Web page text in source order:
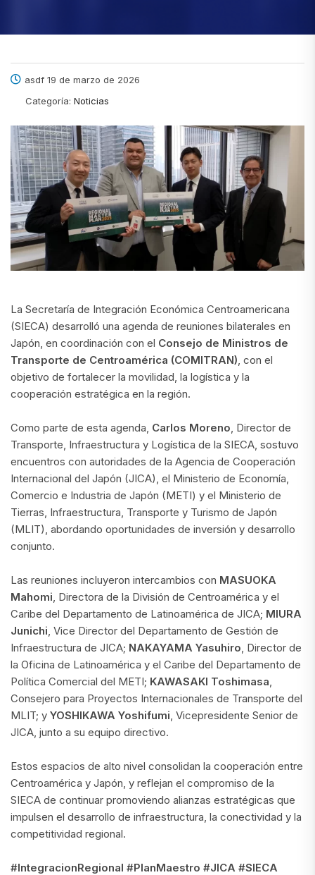
asdf 19 de marzo de 2026
Categoría: Noticias
La Secretaría de Integración Económica Centroamericana
(SIECA) desarrolló una agenda de reuniones bilaterales en
Japón, en coordinación con el Consejo de Ministros de
Transporte de Centroamérica (COMITRAN) , con el
objetivo de fortalecer la movilidad, la logística y la
cooperación estratégica en la región.
Como parte de esta agenda, Carlos Moreno , Director de
Transporte, Infraestructura y Logística de la SIECA, sostuvo
encuentros con autoridades de la Agencia de Cooperación
Internacional del Japón (JICA), el Ministerio de Economía,
Comercio e Industria de Japón (METI) y el Ministerio de
Tierras, Infraestructura, Transporte y Turismo de Japón
(MLIT), abordando oportunidades de inversión y desarrollo
conjunto.
Las reuniones incluyeron intercambios con MASUOKA
Mahomi , Directora de la División de Centroamérica y el
Caribe del Departamento de Latinoamérica de JICA; MIURA
Junichi , Vice Director del Departamento de Gestión de
Infraestructura de JICA; NAKAYAMA Yasuhiro , Director de
la Oficina de Latinoamérica y el Caribe del Departamento de
Política Comercial del METI; KAWASAKI Toshimasa
Consejero para Proyectos Internacionales de Transporte del
MLIT; y YOSHIKAWA Yoshifumi , Vicepresidente Senior de
JICA, junto a su equipo directivo.
Estos espacios de alto nivel consolidan la cooperación entre
Centroamérica y Japón, y reflejan el compromiso de la
SIECA de continuar promoviendo alianzas estratégicas que
impulsen el desarrollo de infraestructura, la conectividad y la
competitividad regional.
#IntegracionRegional #PlanMaestro #JICA #SIECA